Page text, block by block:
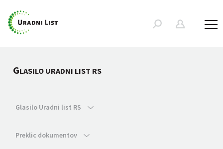
GLASILO URADNI LIST RS
Glasilo Uradni list RS
Preklic dokumentov